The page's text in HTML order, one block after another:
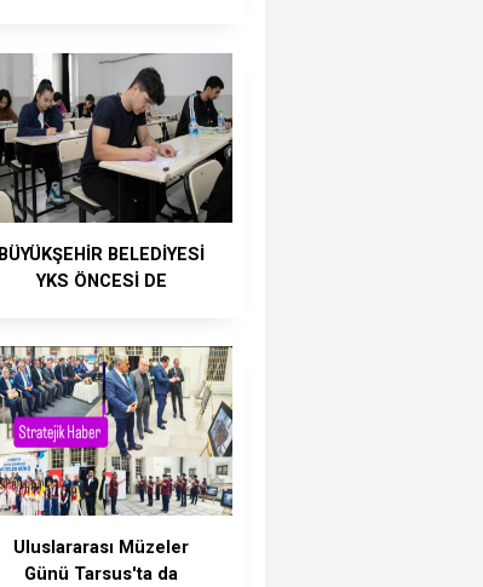
BÜYÜKŞEHİR BELEDİYESİ
YKS ÖNCESİ DE
Uluslararası Müzeler
Günü Tarsus'ta da